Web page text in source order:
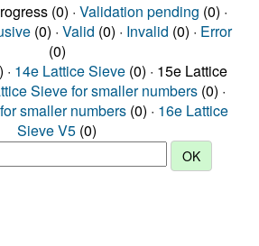
(0) · Validation pending (0) ·
(0) · Valid (0) · Invalid (0) · Error
(0)
· 14e Lattice Sieve (0) · 15e Lattice
Sieve for smaller numbers (0) ·
smaller numbers (0) · 16e Lattice
Sieve V5 (0)